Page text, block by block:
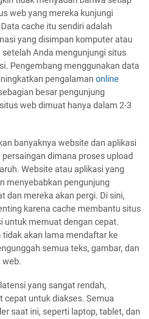
web yang mereka kunjungi
cache itu sendiri adalah
yang disimpan komputer atau
Anda mengunjungi situs
Pengembang menggunakan data
pengalaman online
besar pengunjung
web dimuat hanya dalam 2-3
banyaknya website dan aplikasi
dimana proses upload
Website atau aplikasi yang
menyebabkan pengunjung
dan mereka akan pergi. Di sini,
karena cache membantu situs
untuk memuat dengan cepat.
tidak akan lama mendaftar ke
semua teks, gambar, dan
web.
yang sangat rendah,
cepat untuk diakses. Semua
saat ini, seperti laptop, tablet, dan